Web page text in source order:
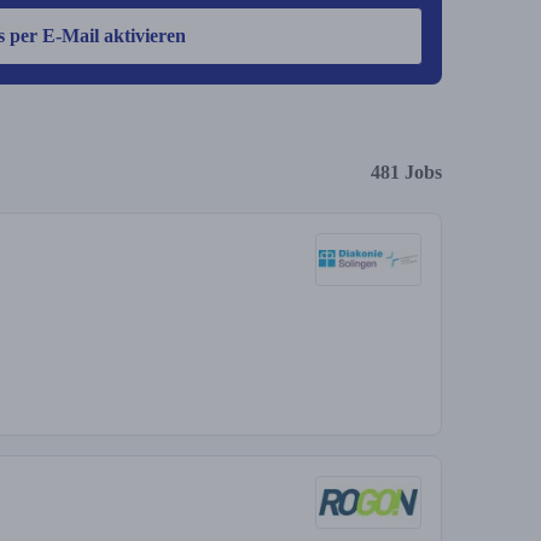
per E-Mail aktivieren
481 Jobs